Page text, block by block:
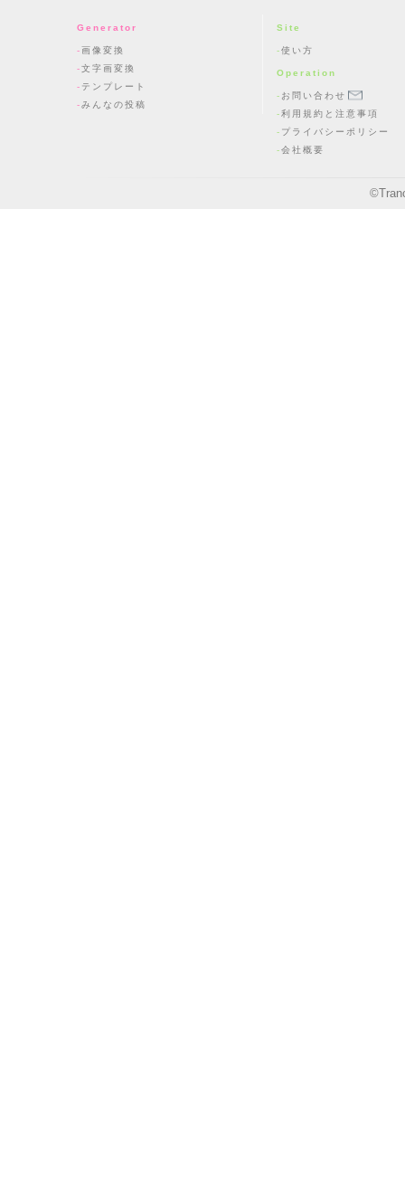
Generator
画像変換
文字画変換
テンプレート
みんなの投稿
Site
使い方
Operation
お問い合わせ
利用規約と注意事項
プライバシーポリシー
会社概要
©